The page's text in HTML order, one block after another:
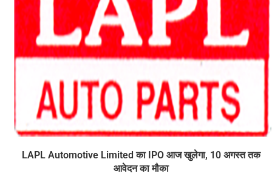
LAPL Automotive Limited का IPO आज खुलेगा, 10 अगस्त तक
आवेदन का मौका